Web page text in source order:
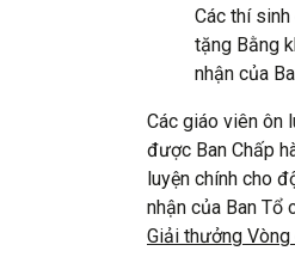
Các thí
tặng Bằng
nhận của
Các giáo viên ôn
được Ban Chấp
luyện chính cho
nhận của Ban Tổ
Giải thưởng